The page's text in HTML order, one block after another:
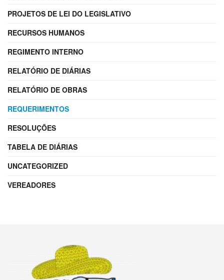
PROJETOS DE LEI DO LEGISLATIVO
RECURSOS HUMANOS
REGIMENTO INTERNO
RELATÓRIO DE DIÁRIAS
RELATÓRIO DE OBRAS
REQUERIMENTOS
RESOLUÇÕES
TABELA DE DIÁRIAS
UNCATEGORIZED
VEREADORES